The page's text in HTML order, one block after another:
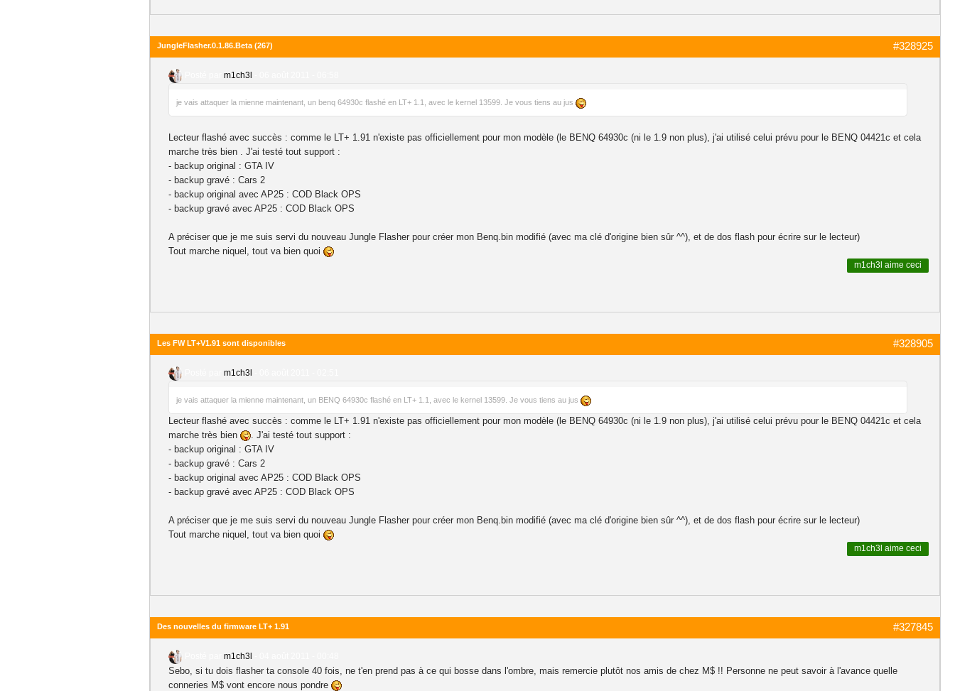
#328925
JungleFlasher.0.1.86.Beta (267)
m1ch3l
je vais attaquer la mienne maintenant, un benq 64930c flashé en LT+ 1.1, avec le kernel 13599. Je vous tiens au jus
Lecteur flashé avec succès : comme le LT+ 1.91 n'existe pas officiellement pour mon modèle (le BENQ 64930c (ni le 1.9 non plus), j'ai utilisé celui prévu pour le BENQ 04421c et cela
marche très bien . J'ai testé tout support :
- backup original : GTA IV
- backup gravé : Cars 2
- backup original avec AP25 : COD Black OPS
- backup gravé avec AP25 : COD Black OPS
A préciser que je me suis servi du nouveau Jungle Flasher pour créer mon Benq.bin modifié (avec ma clé d'origine bien sûr ^^), et de dos flash pour écrire sur le lecteur)
Tout marche niquel, tout va bien quoi
m1ch3l aime ceci
#328905
Les FW LT+V1.91 sont disponibles
m1ch3l
je vais attaquer la mienne maintenant, un BENQ 64930c flashé en LT+ 1.1, avec le kernel 13599. Je vous tiens au jus
Lecteur flashé avec succès : comme le LT+ 1.91 n'existe pas officiellement pour mon modèle (le BENQ 64930c (ni le 1.9 non plus), j'ai utilisé celui prévu pour le BENQ 04421c et cela
marche très bien
. J'ai testé tout support :
- backup original : GTA IV
- backup gravé : Cars 2
- backup original avec AP25 : COD Black OPS
- backup gravé avec AP25 : COD Black OPS
A préciser que je me suis servi du nouveau Jungle Flasher pour créer mon Benq.bin modifié (avec ma clé d'origine bien sûr ^^), et de dos flash pour écrire sur le lecteur)
Tout marche niquel, tout va bien quoi
m1ch3l aime ceci
#327845
Des nouvelles du firmware LT+ 1.91
m1ch3l
Sebo, si tu dois flasher ta console 40 fois, ne t'en prend pas à ce qui bosse dans l'ombre, mais remercie plutôt nos amis de chez M$ !! Personne ne peut savoir à l'avance quelle
conneries M$ vont encore nous pondre